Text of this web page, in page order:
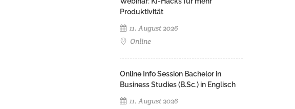
Produktivität
11. August 2026
Online
Online Info Session Bachelor in
Business Studies (B.Sc.) in Englisch
11. August 2026